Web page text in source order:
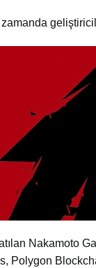
Nakamoto
Polygon